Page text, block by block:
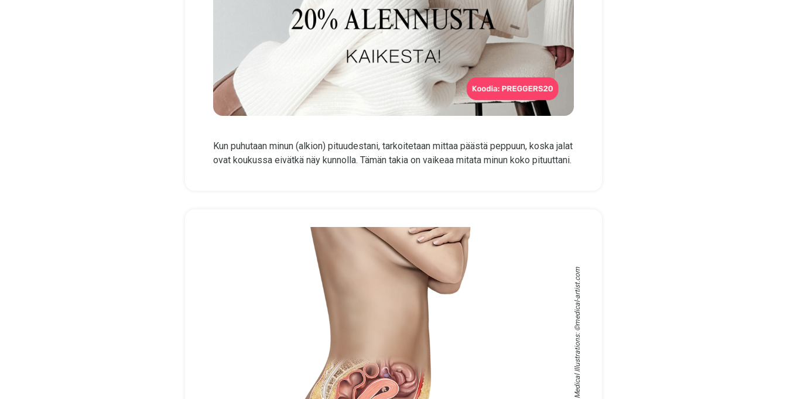
Kun puhutaan minun (alkion) pituudestani, tarkoitetaan mittaa päästä peppuun, koska jalat
ovat koukussa eivätkä näy kunnolla. Tämän takia on vaikeaa mitata minun koko pituuttani.
Medical Illustrations: ©
medical-artist.com